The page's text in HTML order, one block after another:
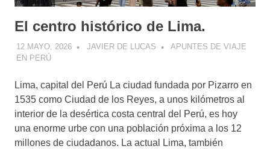
El centro histórico de Lima.
12 MAYO, 2026 JAVIER DE LUCAS
APUNTES DE VIAJE
EN PERÚ
Lima, capital del Perú La ciudad fundada por Pizarro en
1535 como Ciudad de los Reyes, a unos kilómetros al
interior de la desértica costa central del Perú, es hoy
una enorme urbe con una población próxima a los 12
millones de ciudadanos. La actual Lima, también